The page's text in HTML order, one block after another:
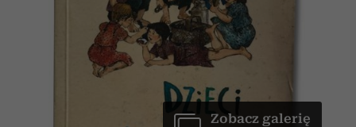
Zobacz galerię